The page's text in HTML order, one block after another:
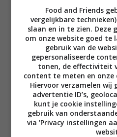
Food and Friends
vergelijkbare
slaan en in te zien. Deze
om onze website goed
gebruik van de
gepersonaliseerde
tonen, de effectiviteit
content te meten en onze
Hiervoor verzamelen wij
advertentie ID’s,
kunt je cookie
gebruik van
via 'Privacy instellingen